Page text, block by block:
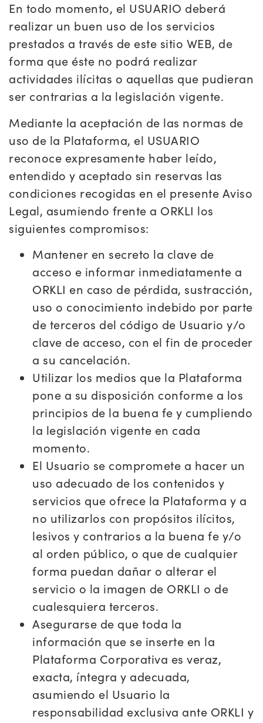
En todo momento, el USUARIO deberá
realizar un buen uso de los servicios
prestados a través de este sitio WEB, de
forma que éste no podrá realizar
actividades ilícitas o aquellas que pudieran
ser contrarias a la legislación vigente.
Mediante la aceptación de las normas de
uso de la Plataforma, el USUARIO
reconoce expresamente haber leído,
entendido y aceptado sin reservas las
condiciones recogidas en el presente Aviso
Legal, asumiendo frente a ORKLI los
siguientes compromisos:
Mantener en secreto la clave de
acceso e informar inmediatamente a
ORKLI en caso de pérdida, sustracción,
uso o conocimiento indebido por parte
de terceros del código de Usuario y/o
clave de acceso, con el fin de proceder
a su cancelación.
Utilizar los medios que la Plataforma
pone a su disposición conforme a los
principios de la buena fe y cumpliendo
la legislación vigente en cada
momento.
El Usuario se compromete a hacer un
uso adecuado de los contenidos y
servicios que ofrece la Plataforma y a
no utilizarlos con propósitos ilícitos,
lesivos y contrarios a la buena fe y/o
al orden público, o que de cualquier
forma puedan dañar o alterar el
servicio o la imagen de ORKLI o de
cualesquiera terceros.
Asegurarse de que toda la
información que se inserte en la
Plataforma Corporativa es veraz,
exacta, íntegra y adecuada,
asumiendo el Usuario la
responsabilidad exclusiva ante ORKLI y